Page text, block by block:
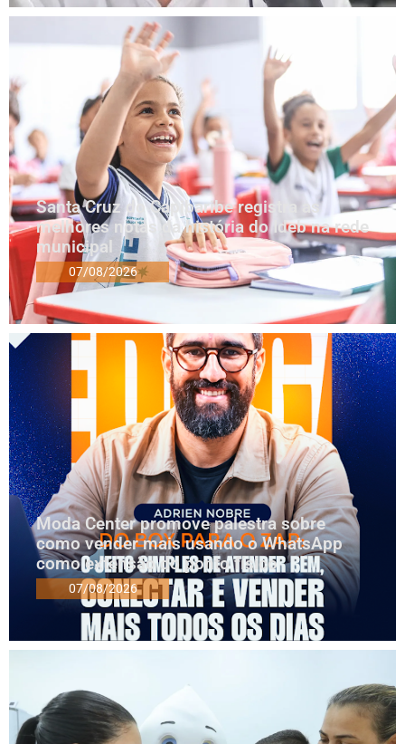
Santa Cruz do Capibaribe registra as
melhores notas da história do Ideb na rede
municipal
07/08/2026
Moda Center promove palestra sobre
como vender mais usando o WhatsApp
como extensão do ponto físico
07/08/2026